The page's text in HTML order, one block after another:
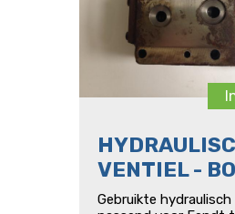
VENTIEL -
Gebruikte